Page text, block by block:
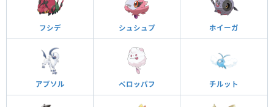
フシデ シュシュプ ホイーガ
アブソル ペロッパフ チルット